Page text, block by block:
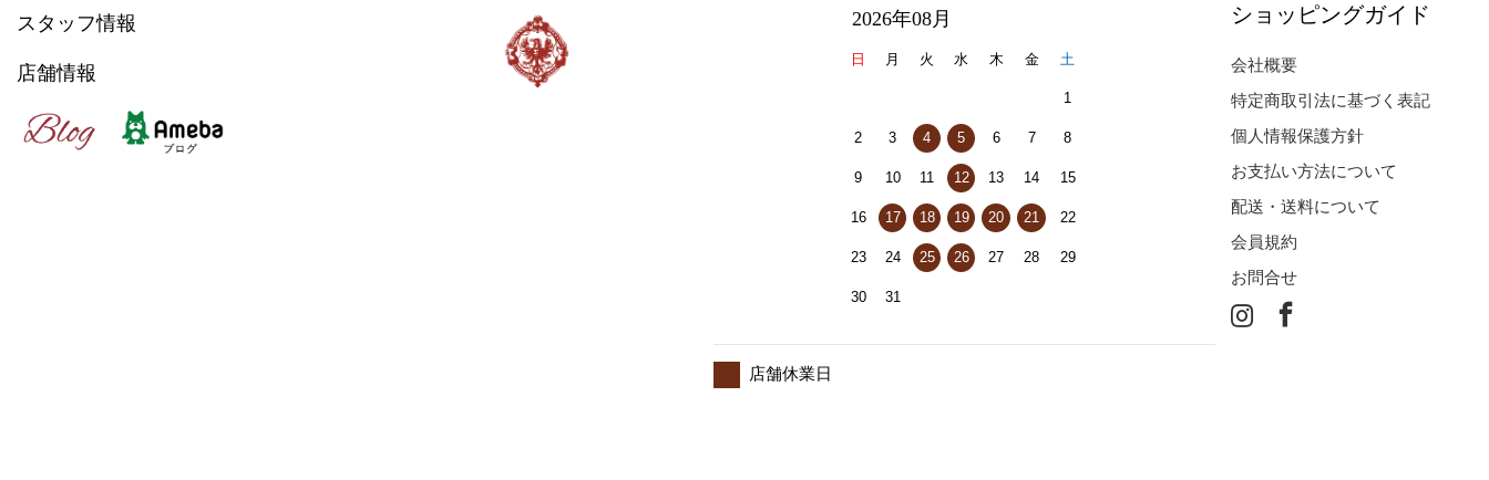
スタッフ情報
店舗情報
2026年08月
日 月 火 水 木 金 土
1
2 3 4 5 6 7 8
9 10 11 12 13 14 15
16 17 18 19 20 21 22
23 24 25 26 27 28 29
30 31
店舗休業日
ショッピングガイド
会社概要
特定商取引法に基づく表記
個人情報保護方針
お支払い方法について
配送・送料について
会員規約
お問合せ